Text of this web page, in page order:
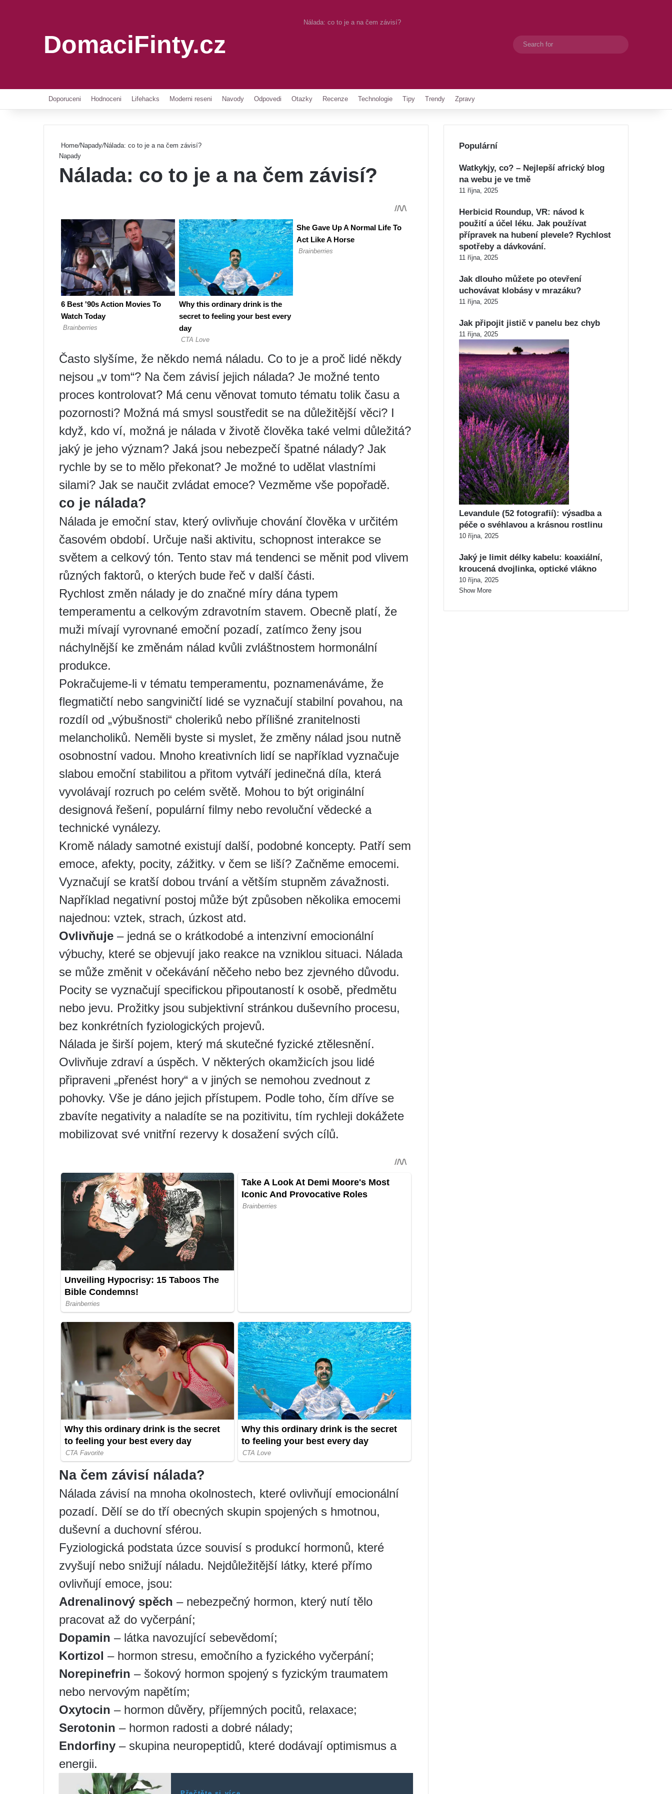
DomaciFinty.cz
Nálada: co to je a na čem závisí?
Switch skin
Doporuceni Hodnoceni Lifehacks Moderni reseni Navody Odpovedi Otazky Recenze Technologie Tipy Trendy Zpravy
Home/Napady/Nálada: co to je a na čem závisí?
Napady
Nálada: co to je a na čem závisí?
Často slyšíme, že někdo nemá náladu. Co to je a proč lidé někdy
nejsou „v tom“? Na čem závisí jejich nálada? Je možné tento
proces kontrolovat? Má cenu věnovat tomuto tématu tolik času a
pozornosti? Možná má smysl soustředit se na důležitější věci? I
když, kdo ví, možná je nálada v životě člověka také velmi důležitá?
jaký je jeho význam? Jaká jsou nebezpečí špatné nálady? Jak
rychle by se to mělo překonat? Je možné to udělat vlastními
silami? Jak se naučit zvládat emoce? Vezměme vše popořadě.
co je nálada?
Nálada je emoční stav, který ovlivňuje chování člověka v určitém
časovém období. Určuje naši aktivitu, schopnost interakce se
světem a celkový tón. Tento stav má tendenci se měnit pod vlivem
různých faktorů, o kterých bude řeč v další části.
Rychlost změn nálady je do značné míry dána typem
temperamentu a celkovým zdravotním stavem. Obecně platí, že
muži mívají vyrovnané emoční pozadí, zatímco ženy jsou
náchylnější ke změnám nálad kvůli zvláštnostem hormonální
produkce.
Pokračujeme-li v tématu temperamentu, poznamenáváme, že
flegmatičtí nebo sangviničtí lidé se vyznačují stabilní povahou, na
rozdíl od „výbušnosti“ choleriků nebo přílišné zranitelnosti
melancholiků. Neměli byste si myslet, že změny nálad jsou nutně
osobnostní vadou. Mnoho kreativních lidí se například vyznačuje
slabou emoční stabilitou a přitom vytváří jedinečná díla, která
vyvolávají rozruch po celém světě. Mohou to být originální
designová řešení, populární filmy nebo revoluční vědecké a
technické vynálezy.
Kromě nálady samotné existují další, podobné koncepty. Patří sem
emoce, afekty, pocity, zážitky. v čem se liší? Začněme emocemi.
Vyznačují se kratší dobou trvání a větším stupněm závažnosti.
Například negativní postoj může být způsoben několika emocemi
najednou: vztek, strach, úzkost atd.
Ovlivňuje – jedná se o krátkodobé a intenzivní emocionální
výbuchy, které se objevují jako reakce na vzniklou situaci. Nálada
se může změnit v očekávání něčeho nebo bez zjevného důvodu.
Pocity se vyznačují specifickou připoutaností k osobě, předmětu
nebo jevu. Prožitky jsou subjektivní stránkou duševního procesu,
bez konkrétních fyziologických projevů.
Nálada je širší pojem, který má skutečné fyzické ztělesnění.
Ovlivňuje zdraví a úspěch. V některých okamžicích jsou lidé
připraveni „přenést hory“ a v jiných se nemohou zvednout z
pohovky. Vše je dáno jejich přístupem. Podle toho, čím dříve se
zbavíte negativity a naladíte se na pozitivitu, tím rychleji dokážete
mobilizovat své vnitřní rezervy k dosažení svých cílů.
Na čem závisí nálada?
Nálada závisí na mnoha okolnostech, které ovlivňují emocionální
pozadí. Dělí se do tří obecných skupin spojených s hmotnou,
duševní a duchovní sférou.
Fyziologická podstata úzce souvisí s produkcí hormonů, které
zvyšují nebo snižují náladu. Nejdůležitější látky, které přímo
ovlivňují emoce, jsou:
Adrenalinový spěch – nebezpečný hormon, který nutí tělo
pracovat až do vyčerpání;
Dopamin – látka navozující sebevědomí;
Kortizol – hormon stresu, emočního a fyzického vyčerpání;
Norepinefrin – šokový hormon spojený s fyzickým traumatem
nebo nervovým napětím;
Oxytocin – hormon důvěry, příjemných pocitů, relaxace;
Serotonin – hormon radosti a dobré nálady;
Endorfiny – skupina neuropeptidů, které dodávají optimismus a
energii.
Populární
Watkykjy, co? – Nejlepší africký blog
na webu je ve tmě
11 října, 2025
Herbicid Roundup, VR: návod k
použití a účel léku. Jak používat
přípravek na hubení plevele? Rychlost
spotřeby a dávkování.
11 října, 2025
Jak dlouho můžete po otevření
uchovávat klobásy v mrazáku?
11 října, 2025
Jak připojit jistič v panelu bez chyb
11 října, 2025
Levandule (52 fotografií): výsadba a
péče o svéhlavou a krásnou rostlinu
10 října, 2025
Jaký je limit délky kabelu: koaxiální,
kroucená dvojlinka, optické vlákno
10 října, 2025
Show More